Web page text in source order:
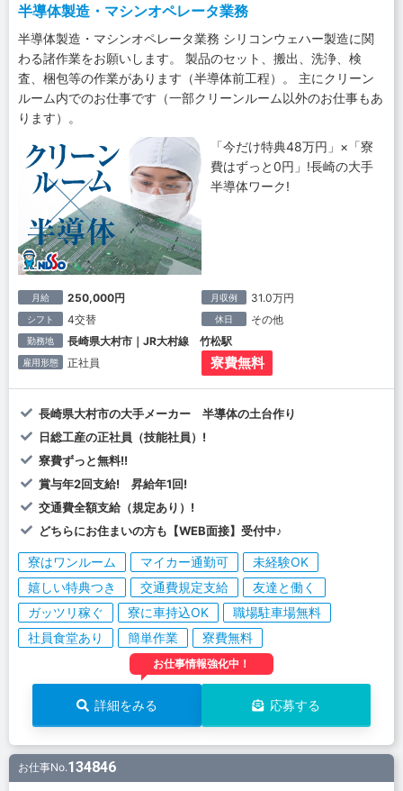
半導体製造・マシンオペレータ業務
半導体製造・マシンオペレータ業務 シリコンウェハー製造に関
わる諸作業をお願いします。 製品のセット、搬出、洗浄、検
査、梱包等の作業があります（半導体前工程）。 主にクリーン
ルーム内でのお仕事です（一部クリーンルーム以外のお仕事もあ
ります）。
「今だけ特典48万円」×「寮
費はずっと0円」!長崎の大手
半導体ワーク!
月給 250,000円 月収例 31.0万円
シフト 4交替 休日 その他
勤務地 長崎県大村市｜JR大村線 竹松駅
雇用形態 正社員 寮費無料
長崎県大村市の大手メーカー 半導体の土台作り
日総工産の正社員（技能社員）!
寮費ずっと無料!!
賞与年2回支給! 昇給年1回!
交通費全額支給（規定あり）!
どちらにお住まいの方も【WEB面接】受付中♪
寮はワンルーム マイカー通勤可
未経験OK
嬉しい特典つき
交通費規定支給
友達と働く
ガッツリ稼ぐ
寮に車持込OK
職場駐車場無料
社員食堂あり
簡単作業 寮費無料
お仕事情報強化中！
詳細をみる 応募する
お仕事No.134846